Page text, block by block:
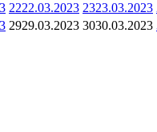
2222.03.2023 2323.03.2023
2929.03.2023 3030.03.2023